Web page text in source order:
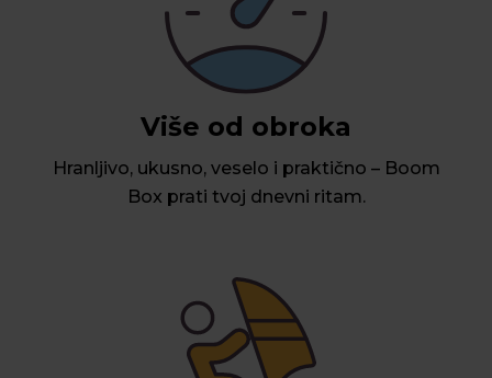
Više od obroka
Hranljivo, ukusno, veselo i praktično – Boom
Box prati tvoj dnevni ritam.